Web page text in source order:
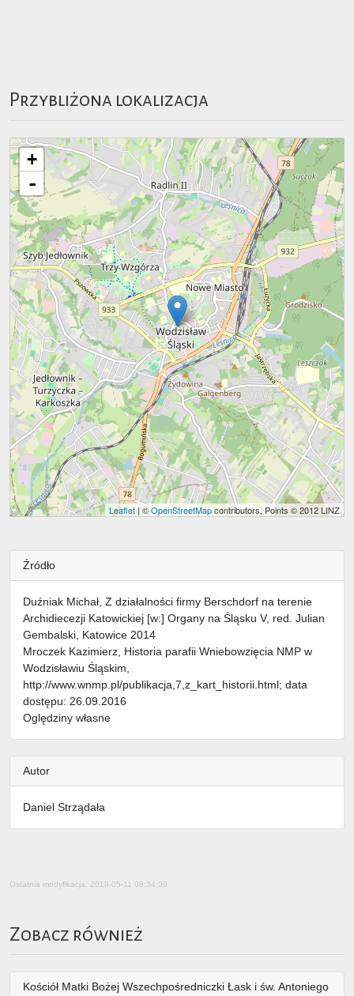
Przybliżona lokalizacja
+
-
Leaflet| ©OpenStreetMapcontributors, Points © 2012 LINZ
Źródło
Duźniak Michał, Z działalności firmy Berschdorf na terenie
Archidiecezji Katowickiej [w:] Organy na Śląsku V, red. Julian
Gembalski, Katowice 2014
Mroczek Kazimierz, Historia parafii Wniebowzięcia NMP w
Wodzisławiu Śląskim,
http://www.wnmp.pl/publikacja,7,z_kart_historii.html; data
dostępu: 26.09.2016
Oględziny własne
Autor
Daniel Strządała
Ostatnia modyfikacja: 2019-05-11 08:34:39
Zobacz również
Kościół Matki Bożej Wszechpośredniczki Łask i św. Antoniego